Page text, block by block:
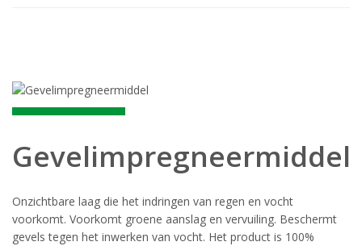
Gevelimpregneermiddel
Onzichtbare laag die het indringen van regen en vocht
voorkomt. Voorkomt groene aanslag en vervuiling. Beschermt
gevels tegen het inwerken van vocht. Het product is 100%